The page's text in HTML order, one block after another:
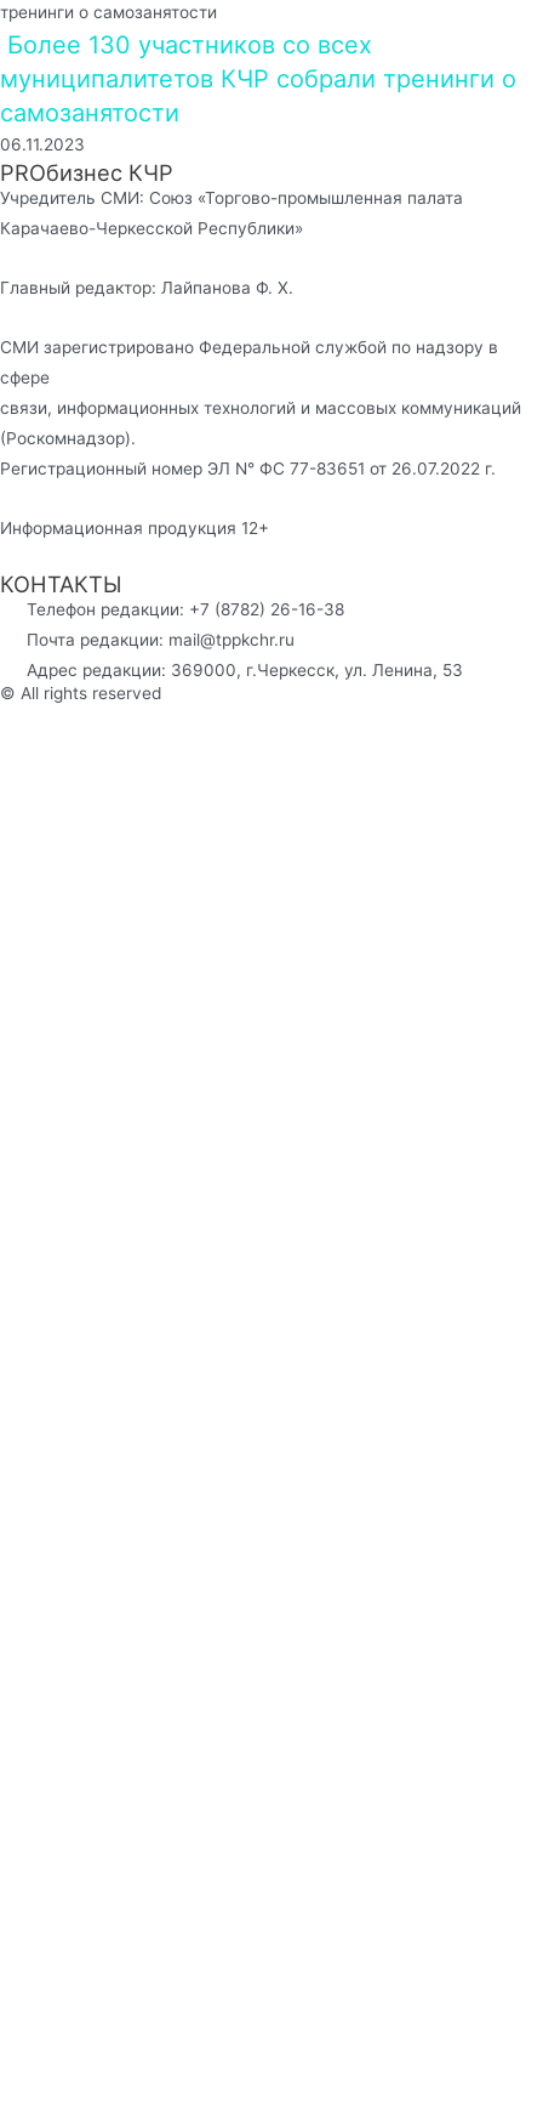
Более 130 участников со всех
муниципалитетов КЧР собрали тренинги о
самозанятости
06.11.2023
PROбизнес КЧР
Учредитель СМИ: Союз «Торгово-промышленная палата
Карачаево-Черкесской Республики»
Главный редактор: Лайпанова Ф. Х.
СМИ зарегистрировано Федеральной службой по надзору в
сфере
связи, информационных технологий и массовых коммуникаций
(Роскомнадзор).
Регистрационный номер ЭЛ N° ФС 77-83651 от 26.07.2022 г.
Информационная продукция 12+
КОНТАКТЫ
Телефон редакции: +7 (8782) 26-16-38
Почта редакции: mail@tppkchr.ru
Адрес редакции: 369000, г.Черкесск, ул. Ленина, 53
© All rights reserved